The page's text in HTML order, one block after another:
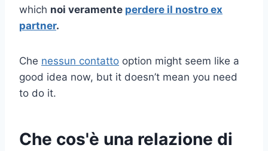
which noi veramente perdere il nostro ex
partner.
Che nessun contatto option might seem like a
good idea now, but it doesn’t mean you need
to do it.
Che cos'è una relazione di